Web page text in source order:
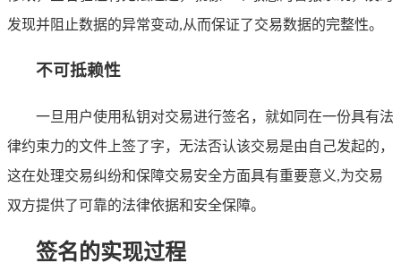
发现并阻止数据的异常变动,从而保证了交易数据的完整性。
不可抵赖性
一旦用户使用私钥对交易进行签名，就如同在一份具有法
律约束力的文件上签了字，无法否认该交易是由自己发起的，
这在处理交易纠纷和保障交易安全方面具有重要意义,为交易
双方提供了可靠的法律依据和安全保障。
签名的实现过程